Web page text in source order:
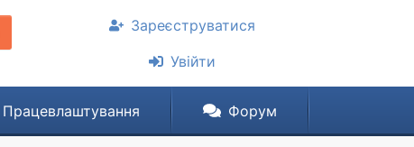
Зареєструватися
Увійти
Працевлаштування Форум